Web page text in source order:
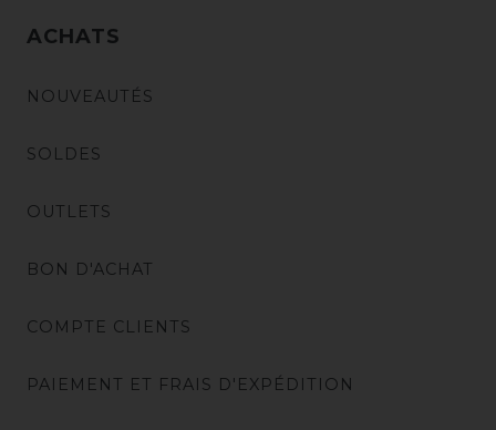
ACHATS
NOUVEAUTÉS
SOLDES
OUTLETS
BON D'ACHAT
COMPTE CLIENTS
PAIEMENT ET FRAIS D'EXPÉDITION